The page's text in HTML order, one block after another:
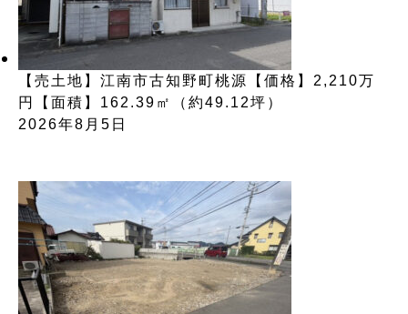
【売土地】江南市古知野町桃源【価格】2,210万
円【面積】162.39㎡（約49.12坪）
2026年8月5日